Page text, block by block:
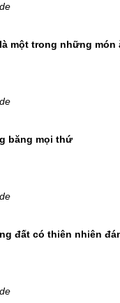
một trong những món
băng mọi thứ
đất có thiên nhiên